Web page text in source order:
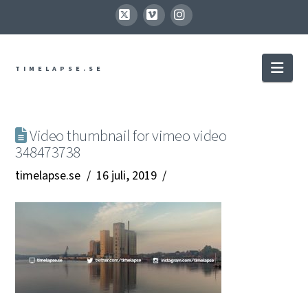
X VimeoInstagram
TIMELAPSE.SE
Video thumbnail for vimeo video
348473738
timelapse.se 16 juli, 2019